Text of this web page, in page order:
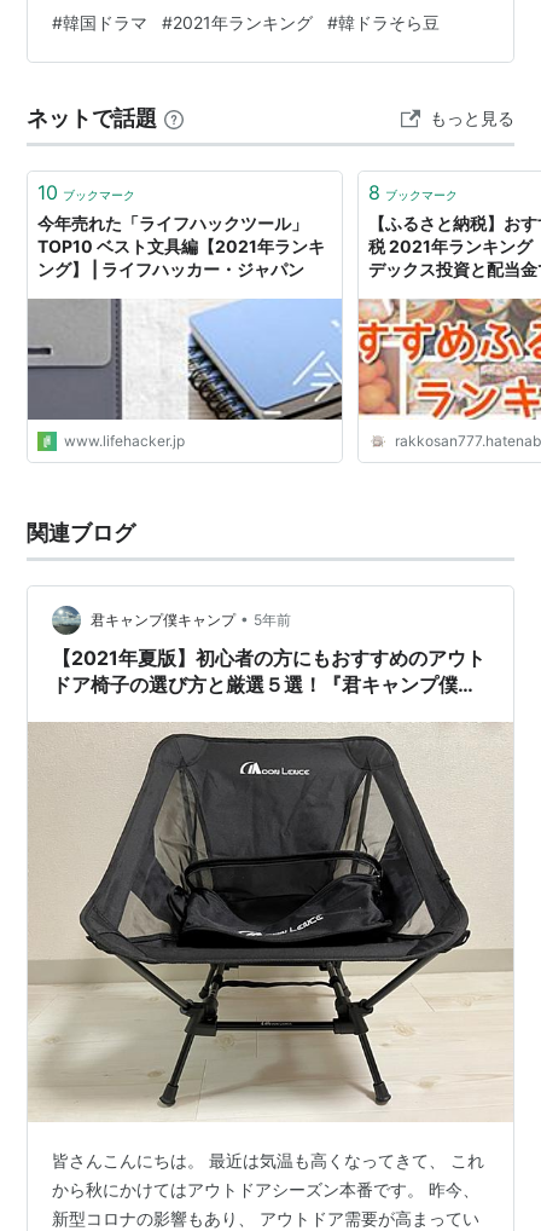
チャチャ｣,KBS｢恋慕｣,各公式 ※単に私の好きなポスター2
枚↑ 2021年視聴した韓国ドラマをランキングにしてみた
まあまあ面白い ★３つ 面白くない ★２つ 途中で脱線 ★
１つ リタイア “傑作ドラマ”ど…
#韓国ドラマ #2021年ランキング #韓ドラそら豆
ネットで話題 もっと見る
10 ブックマーク
今年売れた「ライフハックツール」
TOP10 ベスト文具編【2021年ランキ
ング】 | ライフハッカー・ジャパン
www.lifehacker.jp
8 ブックマーク
【ふるさと納税】お
税 2021年ランキング
デックス投資と配当
関連ブログ
君キャンプ僕キャンプ • 5年前
【2021年夏版】初心者の方にもおすすめのアウト
ドア椅子の選び方と厳選５選！『君キャンプ僕キ
皆さんこんにちは。 最近は気温も高くなってきて、 これ
から秋にかけてはアウトドアシーズン本番です。 昨今、
新型コロナの影響もあり、 アウトドア需要が高まってい